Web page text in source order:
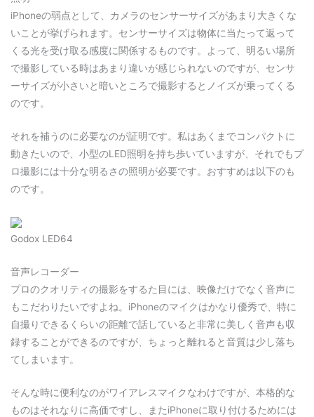
iPhoneの弱点として、カメラのセンサーサイズがあまり大きくな
いことが挙げられます。センサーサイズは物体に当たって返って
くる光を受け取る感度に関係するものです。よって、明るい場所
で撮影している時はあまり違いが感じられないのですが、センサ
ーサイズが小さいと暗いところで撮影するとノイズが乗ってくる
のです。
それを補うのに必要なのが証明です。私はあくまでコンパクトに
動きたいので、小型のLED照明を持ち歩いていますが、それでもプ
ロ撮影には十分な明るさの照明が必要です。おすすめは以下のも
のです。
Godox LED64
音声レコーダー
プロのクオリティの撮影をするた目には、映像だけでなく音声に
もこだわりたいですよね。iPhoneのマイクはかなり優秀で、特に
自撮りできるくらいの距離で話していると非常に美しく音声も収
録することができるのですが、ちょっと離れると音質は少し落ち
てしまいます。
そんな時に便利なのがワイアレスマイクなわけですが、本格的な
ものはそれなりに高価ですし、またiPhoneに取り付けるためには